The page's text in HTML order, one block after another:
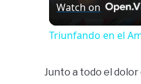
Watch on
Triunfando en el
Junto a todo el